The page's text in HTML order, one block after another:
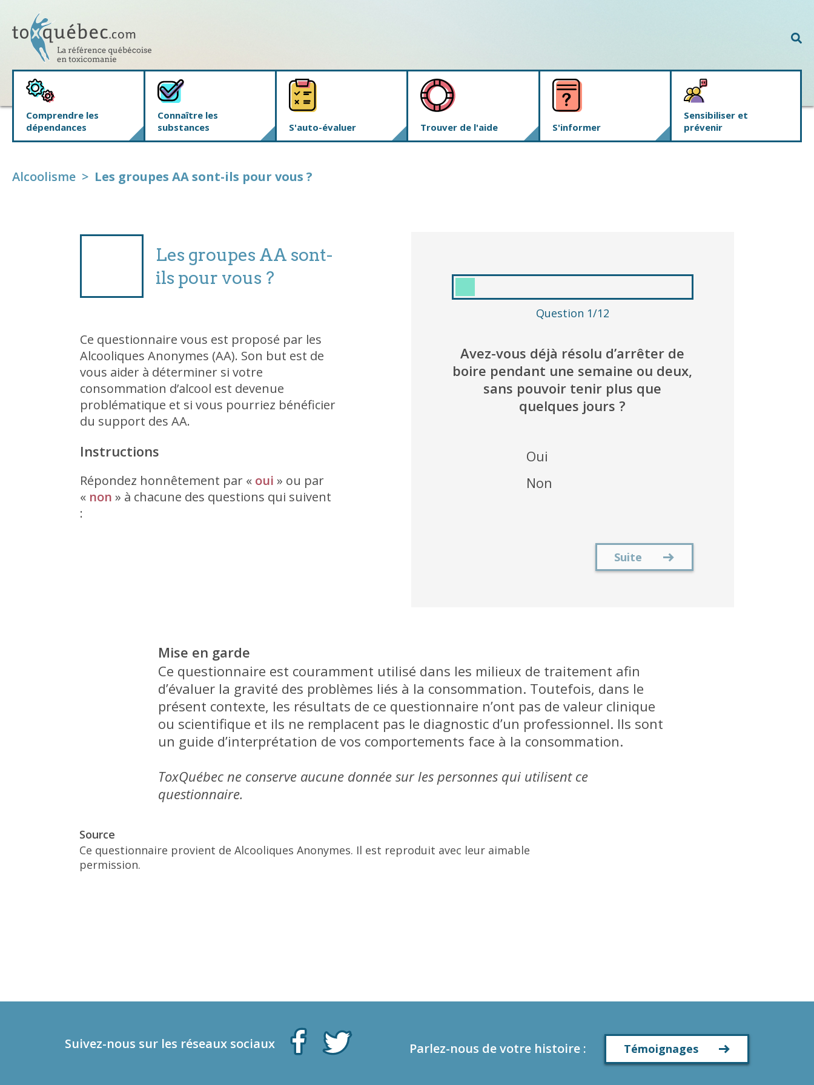
Comprendre les
dépendances
Connaître les
substances
S'auto-évaluer Trouver de l'aide S'informer
Sensibiliser et
prévenir
Alcoolisme > Les groupes AA sont-ils pour vous ?
Les groupes AA sont-
ils pour vous ?
Ce questionnaire vous est proposé par les
Alcooliques Anonymes (AA). Son but est de
vous aider à déterminer si votre
consommation d’alcool est devenue
problématique et si vous pourriez bénéficier
du support des AA.
Instructions
Répondez honnêtement par « oui » ou par
« non » à chacune des questions qui suivent
:
Question 1/12
Avez-vous déjà résolu d’arrêter de
boire pendant une semaine ou deux,
sans pouvoir tenir plus que
quelques jours ?
Oui
Non
Suite
Mise en garde
Ce questionnaire est couramment utilisé dans les milieux de traitement afin
d’évaluer la gravité des problèmes liés à la consommation. Toutefois, dans le
présent contexte, les résultats de ce questionnaire n’ont pas de valeur clinique
ou scientifique et ils ne remplacent pas le diagnostic d’un professionnel. Ils sont
un guide d’interprétation de vos comportements face à la consommation.
ToxQuébec ne conserve aucune donnée sur les personnes qui utilisent ce
questionnaire.
Source
Ce questionnaire provient de Alcooliques Anonymes. Il est reproduit avec leur aimable
permission.
Suivez-nous sur les réseaux sociaux Parlez-nous de votre histoire : Témoignages